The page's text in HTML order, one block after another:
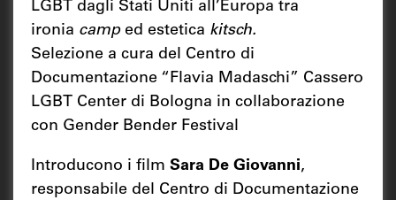
LGBT dagli Stati Uniti all’Europa tra
ironia camped estetica kitsch.
Selezione a cura del Centro di
Documentazione “Flavia Madaschi” Cassero
LGBT Center di Bologna in collaborazione
con Gender Bender Festival
Introducono i film Sara De Giovanni,
responsabile del Centro di Documentazione